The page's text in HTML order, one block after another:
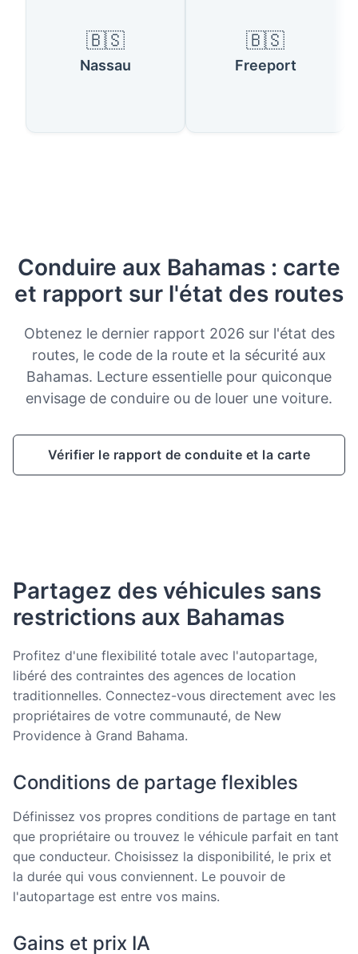
🇧🇸
Nassau
🇧🇸
Freeport
Conduire aux Bahamas : carte
et rapport sur l'état des routes
Obtenez le dernier rapport 2026 sur l'état des
routes, le code de la route et la sécurité aux
Bahamas. Lecture essentielle pour quiconque
envisage de conduire ou de louer une voiture.
Vérifier le rapport de conduite et la carte
Partagez des véhicules sans
restrictions aux Bahamas
Profitez d'une flexibilité totale avec l'autopartage,
libéré des contraintes des agences de location
traditionnelles. Connectez-vous directement avec les
propriétaires de votre communauté, de New
Providence à Grand Bahama.
Conditions de partage flexibles
Définissez vos propres conditions de partage en tant
que propriétaire ou trouvez le véhicule parfait en tant
que conducteur. Choisissez la disponibilité, le prix et
la durée qui vous conviennent. Le pouvoir de
l'autopartage est entre vos mains.
Gains et prix IA